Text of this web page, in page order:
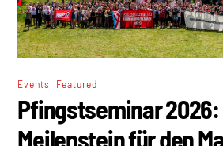
Events Featured
Pfingstseminar 2026:
Meilenstein für den